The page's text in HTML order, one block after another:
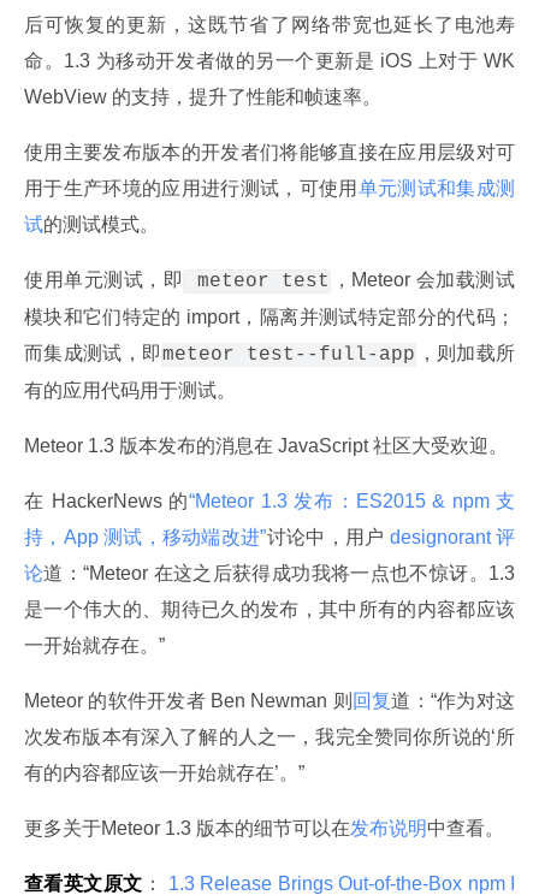
后可恢复的更新，这既节省了网络带宽也延长了电池寿
命。1.3 为移动开发者做的另一个更新是 iOS 上对于 WK
WebView 的支持，提升了性能和帧速率。
使用主要发布版本的开发者们将能够直接在应用层级对可
用于生产环境的应用进行测试，可使用 单元测试和集成测
试的测试模式。
使用单元测试，即 meteor test
，Meteor 会加载测试
模块和它们特定的 import，隔离并测试特定部分的代码；
而集成测试，即meteor test--full-app ，则加载所
有的应用代码用于测试。
Meteor 1.3 版本发布的消息在 JavaScript 社区大受欢迎。
在 HackerNews 的“Meteor 1.3 发布：ES2015 & npm 支
持，App 测试，移动端改进”讨论中，用户 designorant 评
论道：“Meteor 在这之后获得成功我将一点也不惊讶。1.3
是一个伟大的、期待已久的发布，其中所有的内容都应该
一开始就存在。”
Meteor 的软件开发者 Ben Newman 则 回复道：“作为对这
次发布版本有深入了解的人之一，我完全赞同你所说的‘所
有的内容都应该一开始就存在’。”
更多关于Meteor 1.3 版本的细节可以在发布说明中查看。
查看英文原文 ：
1.3 Release Brings Out-of-the-Box npm I